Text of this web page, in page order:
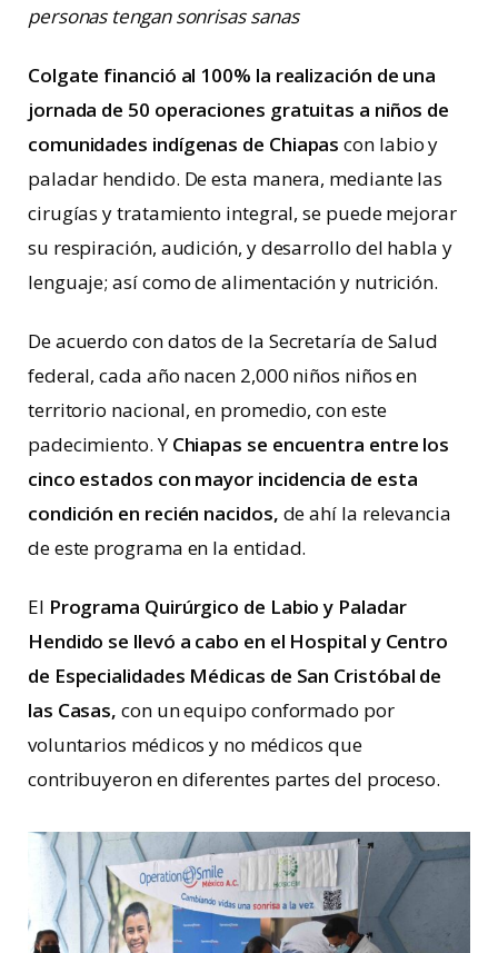
personas tengan sonrisas sanas
Colgate financió al 100% la realización de una
jornada de 50 operaciones gratuitas a niños de
comunidades indígenas de Chiapas con labio y
paladar hendido. De esta manera, mediante las
cirugías y tratamiento integral, se puede mejorar
su respiración, audición, y desarrollo del habla y
lenguaje; así como de alimentación y nutrición.
De acuerdo con datos de la Secretaría de Salud
federal, cada año nacen 2,000 niños niños en
territorio nacional, en promedio, con este
padecimiento. Y Chiapas se encuentra entre los
cinco estados con mayor incidencia de esta
condición en recién nacidos, de ahí la relevancia
de este programa en la entidad.
El Programa Quirúrgico de Labio y Paladar
Hendido se llevó a cabo en el Hospital y Centro
de Especialidades Médicas de San Cristóbal de
las Casas, con un equipo conformado por
voluntarios médicos y no médicos que
contribuyeron en diferentes partes del proceso.